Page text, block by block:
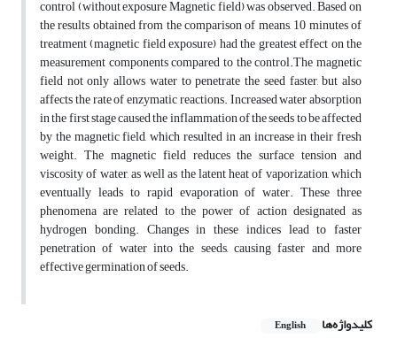
control (without exposure Magnetic field) was observed. Based on
the ‎results obtained from the comparison of means, 10 minutes of
treatment (magnetic field ‎exposure) had the greatest effect on the
measurement components compared to the control.The ‎magnetic
field not only allows water to penetrate the seed faster, but also
affects the rate of ‎enzymatic reactions. Increased water absorption
in the first stage caused the inflammation of the ‎seeds to be affected
by the magnetic field, which resulted in an increase in their fresh
weight. ‎The magnetic field reduces the surface tension and
viscosity of water, as well as the latent heat ‎of vaporization, which
eventually leads to rapid evaporation of water. These three
phenomena are ‎related to the power of action designated as
hydrogen bonding. Changes in these indices lead to ‎faster
penetration of water into the seeds, causing faster and more
effective germination of seeds.‎
کلیدواژه‌ها English